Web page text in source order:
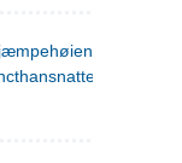
(1850) ;